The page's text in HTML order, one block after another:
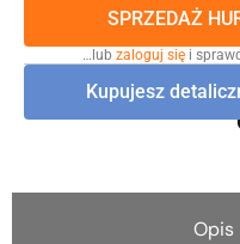
SPRZEDAŻ
…lub zaloguj się i
Kupujesz
Opis